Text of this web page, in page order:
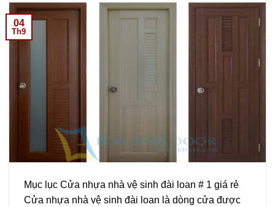
04
Th9
Mục lục Cửa nhựa nhà vệ sinh đài loan # 1 giá rẻ
Cửa nhựa nhà vệ sinh đài loan là dòng cửa được